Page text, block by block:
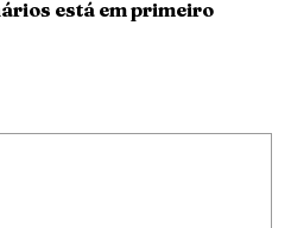
está em primeiro